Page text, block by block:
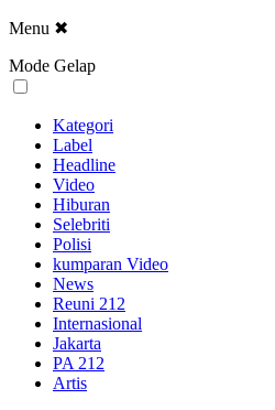
Menu ✖
Mode Gelap
Kategori
Label
Headline
Video
Hiburan
Selebriti
Polisi
kumparan Video
News
Reuni 212
Internasional
Jakarta
PA 212
Artis